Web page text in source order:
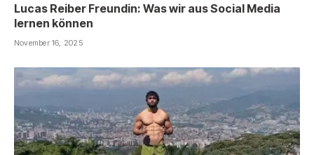
Lucas Reiber Freundin: Was wir aus Social Media
lernen können
November 16, 2025